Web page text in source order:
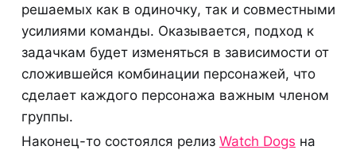
решаемых как в одиночку, так и совместными
усилиями команды. Оказывается, подход к
задачкам будет изменяться в зависимости от
сложившейся комбинации персонажей, что
сделает каждого персонажа важным членом
группы.
Наконец-то состоялся релиз Watch Dogs на